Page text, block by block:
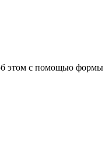
этом с помощью формы